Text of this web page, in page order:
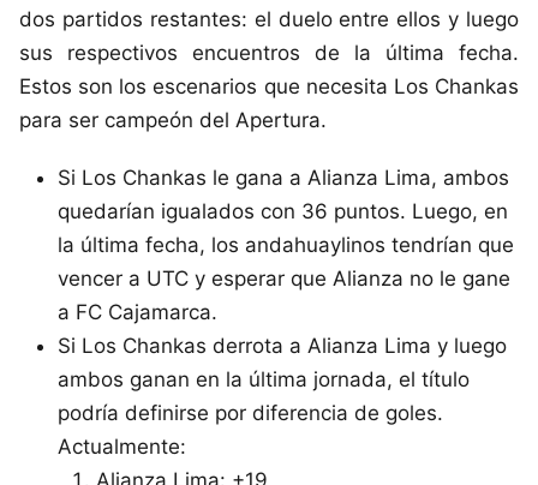
dos partidos restantes: el duelo entre ellos y luego
sus respectivos encuentros de la última fecha.
Estos son los escenarios que necesita Los Chankas
para ser campeón del Apertura.
Si Los Chankas le gana a Alianza Lima, ambos
quedarían igualados con 36 puntos. Luego, en
la última fecha, los andahuaylinos tendrían que
vencer a UTC y esperar que Alianza no le gane
a FC Cajamarca.
Si Los Chankas derrota a Alianza Lima y luego
ambos ganan en la última jornada, el título
podría definirse por diferencia de goles.
Actualmente: